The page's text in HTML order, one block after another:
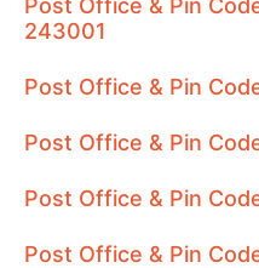
243001
Post Office & Pin
Post Office & Pin
Post Office & Pin
Post Office & Pin